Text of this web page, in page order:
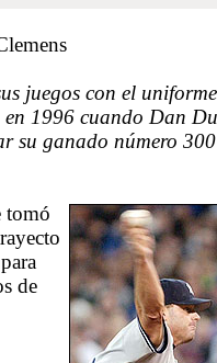
juegos con el
1996 cuando Dan
su ganado número
tomó
de